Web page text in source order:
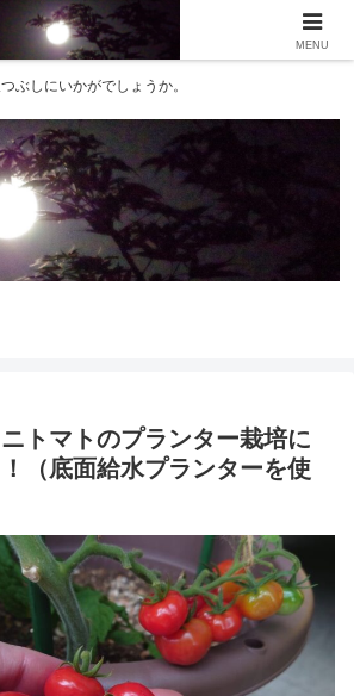
ぶしにいかがでしょうか。
トマトのプランター栽培に
（底面給水プランターを使
MENU